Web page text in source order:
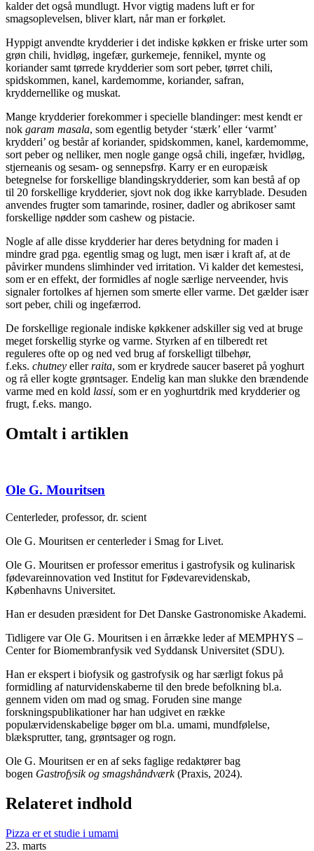
kalder det også mundlugt. Hvor vigtig madens luft er for
smagsoplevelsen, bliver klart, når man er forkølet.
Hyppigt anvendte krydderier i det indiske køkken er friske urter som
grøn chili, hvidløg, ingefær, gurkemeje, fennikel, mynte og
koriander samt tørrede krydderier som sort peber, tørret chili,
spidskommen, kanel, kardemomme, koriander, safran,
kryddernellike og muskat.
Mange krydderier forekommer i specielle blandinger: mest kendt er
nok garam masala, som egentlig betyder ‘stærk’ eller ‘varmt’
krydderi’ og består af koriander, spidskommen, kanel, kardemomme,
sort peber og nelliker, men nogle gange også chili, ingefær, hvidløg,
stjerneanis og sesam- og sennepsfrø. Karry er en europæisk
betegnelse for forskellige blandingskrydderier, som kan bestå af op
til 20 forskellige krydderier, sjovt nok dog ikke karryblade. Desuden
anvendes frugter som tamarinde, rosiner, dadler og abrikoser samt
forskellige nødder som cashew og pistacie.
Nogle af alle disse krydderier har deres betydning for maden i
mindre grad pga. egentlig smag og lugt, men især i kraft af, at de
påvirker mundens slimhinder ved irritation. Vi kalder det kemestesi,
som er en effekt, der formidles af nogle særlige nerveender, hvis
signaler fortolkes af hjernen som smerte eller varme. Det gælder især
sort peber, chili og ingefærrod.
De forskellige regionale indiske køkkener adskiller sig ved at bruge
meget forskellig styrke og varme. Styrken af en tilberedt ret
reguleres ofte op og ned ved brug af forskelligt tilbehør,
f.eks. chutney ellerraita, som er krydrede saucer baseret på yoghurt
og rå eller kogte grøntsager. Endelig kan man slukke den brændende
varme med en kold lassi, som er en yoghurtdrik med krydderier og
frugt, f.eks. mango.
Omtalt i artiklen
Ole G. Mouritsen
Centerleder, professor, dr. scient
Ole G. Mouritsen er centerleder i Smag for Livet.
Ole G. Mouritsen er professor emeritus i gastrofysik og kulinarisk
fødevareinnovation ved Institut for Fødevarevidenskab,
Københavns Universitet.
Han er desuden præsident for Det Danske Gastronomiske Akademi.
Tidligere var Ole G. Mouritsen i en årrække leder af MEMPHYS –
Center for Biomembranfysik ved Syddansk Universitet (SDU).
Han er ekspert i biofysik og gastrofysik og har særligt fokus på
formidling af naturvidenskaberne til den brede befolkning bl.a.
gennem viden om mad og smag. Foruden sine mange
forskningspublikationer har han udgivet en række
populærvidenskabelige bøger om bl.a. umami, mundfølelse,
blæksprutter, tang, grøntsager og rogn.
Ole G. Mouritsen er en af seks faglige redaktører bag
bogen Gastrofysik og smagshåndværk(Praxis, 2024).
Relateret indhold
Pizza er et studie i umami
23. marts